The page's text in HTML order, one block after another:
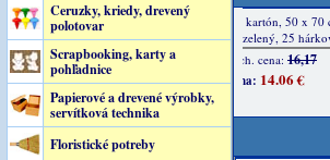
Ceruzky, kriedy, drevený
polotovar
Scrapbooking, karty a
pohľadnice
Papierové a drevené výrobky,
servítková technika
Floristické potreby